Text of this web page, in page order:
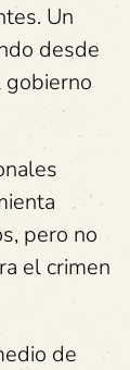
Un
desde
gobierno
pero no
el crimen
de